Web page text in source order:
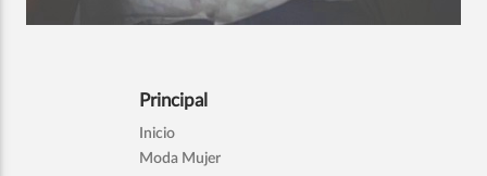
Principal
Inicio
Moda Mujer